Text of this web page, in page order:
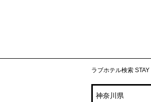
ラブホテル検索